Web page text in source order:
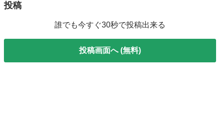
投稿
誰でも今すぐ30秒で投稿出来る
投稿画面へ (無料)